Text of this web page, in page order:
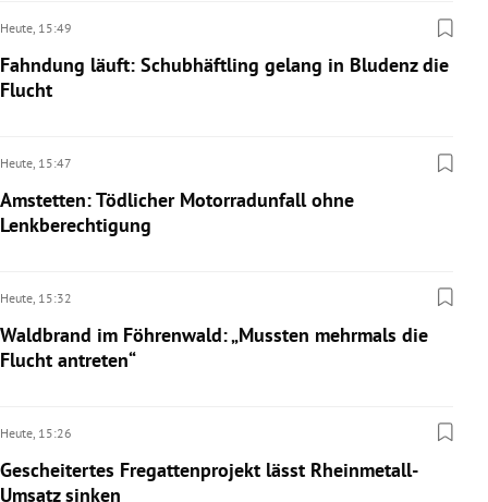
Heute, 15:49
Fahndung läuft: Schubhäftling gelang in Bludenz die
Flucht
Heute, 15:47
Amstetten: Tödlicher Motorradunfall ohne
Lenkberechtigung
Heute, 15:32
Waldbrand im Föhrenwald: „Mussten mehrmals die
Flucht antreten“
Heute, 15:26
Gescheitertes Fregattenprojekt lässt Rheinmetall-
Umsatz sinken